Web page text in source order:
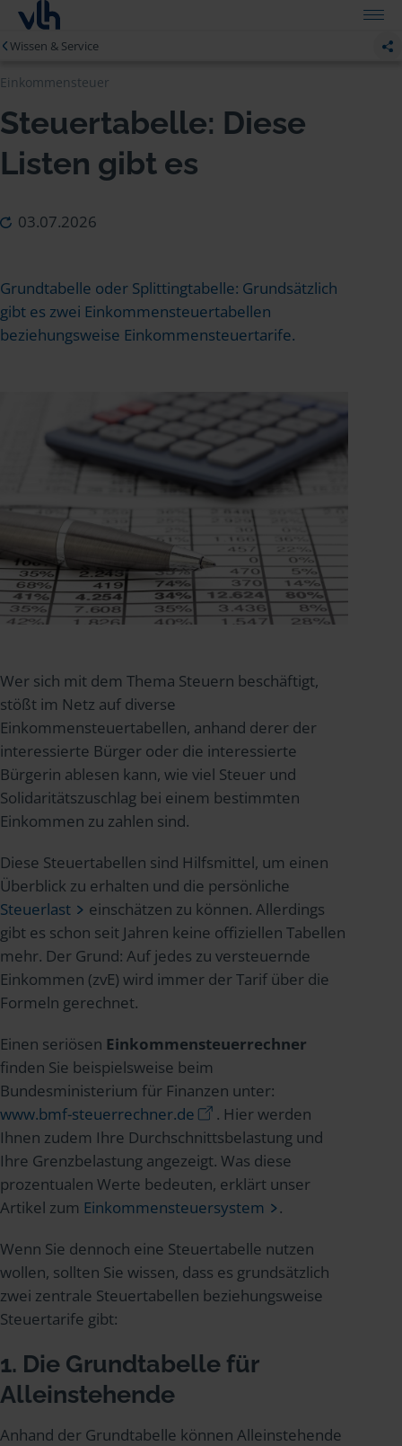
Wissen & Service
Einkommensteuer
Steuertabelle: Diese
Listen gibt es
03.07.2026
Grundtabelle oder Splittingtabelle: Grundsätzlich
gibt es zwei Einkommensteuertabellen
beziehungsweise Einkommensteuertarife.
Wer sich mit dem Thema Steuern beschäftigt,
stößt im Netz auf diverse
Einkommensteuertabellen, anhand derer der
interessierte Bürger oder die interessierte
Bürgerin ablesen kann, wie viel Steuer und
Solidaritätszuschlag bei einem bestimmten
Einkommen zu zahlen sind.
Diese Steuertabellen sind Hilfsmittel, um einen
Überblick zu erhalten und die persönliche
Steuerlast
einschätzen zu können. Allerdings
gibt es schon seit Jahren keine offiziellen Tabellen
mehr. Der Grund: Auf jedes zu versteuernde
Einkommen (zvE) wird immer der Tarif über die
Formeln gerechnet.
Einen seriösen Einkommensteuerrechner
finden Sie beispielsweise beim
Bundesministerium für Finanzen unter:
www.bmf-steuerrechner.de
. Hier werden
Ihnen zudem Ihre Durchschnittsbelastung und
Ihre Grenzbelastung angezeigt. Was diese
prozentualen Werte bedeuten, erklärt unser
Artikel zum Einkommensteuersystem
.
Wenn Sie dennoch eine Steuertabelle nutzen
wollen, sollten Sie wissen, dass es grundsätzlich
zwei zentrale Steuertabellen beziehungsweise
Steuertarife gibt:
1. Die Grundtabelle für
Alleinstehende
Anhand der Grundtabelle können Alleinstehende